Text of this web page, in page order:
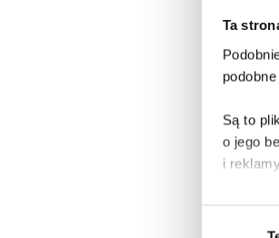
Ta
Są to
o jego
i
Poza
Twojej